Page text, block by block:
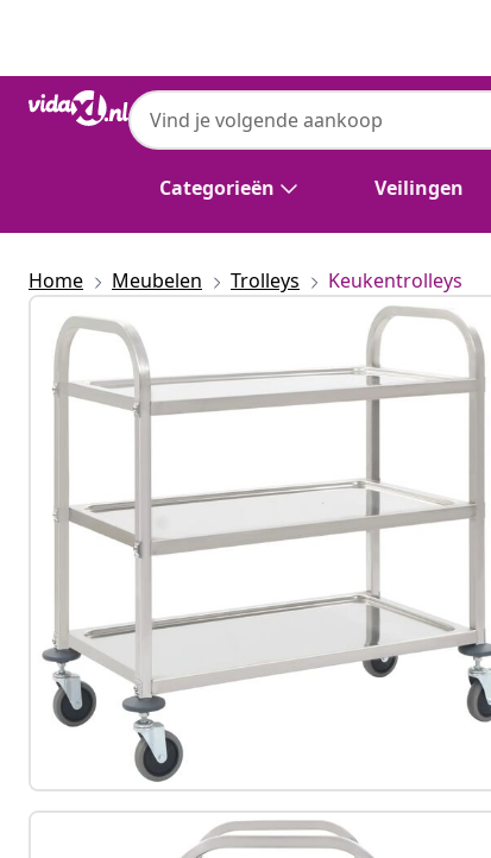
Categorieën Veilingen
Home Meubelen Trolleys Keukentrolleys